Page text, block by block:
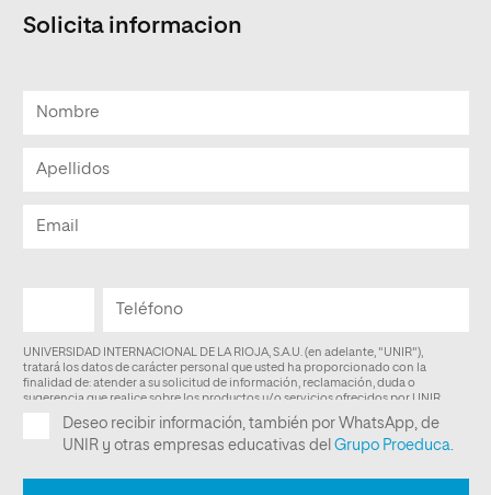
Solicita informacion